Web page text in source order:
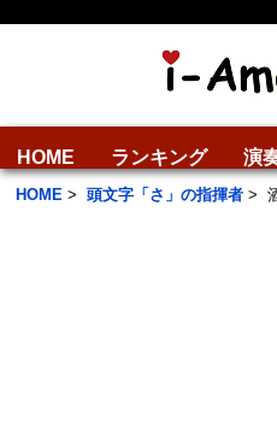
HOME ランキング 演
HOME > 頭文字「さ」の指揮者 >